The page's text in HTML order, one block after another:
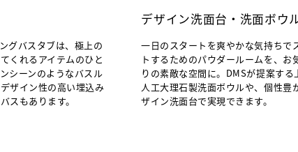
グバスタブは、極上の
くれるアイテムのひと
シーンのようなバスル
ザイン性の高い埋込み
スもあります。
デザイン洗面台・洗面ボウ
一日のスタートを爽やかな気持ちで
トするためのパウダールームを、お
りの素敵な空間に。DMSが提案する
人工大理石製洗面ボウルや、個性豊
ザイン洗面台で実現できます。